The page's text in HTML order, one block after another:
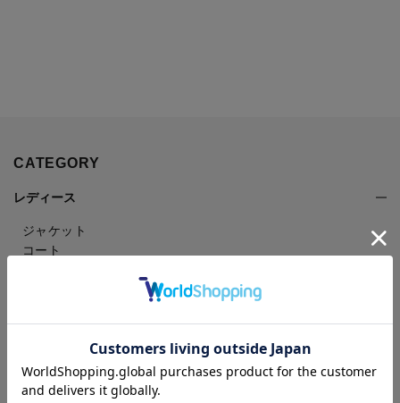
CATEGORY
レディース
ジャケット
コート
トップス
フォーマル（喪服・礼服）
バッグ